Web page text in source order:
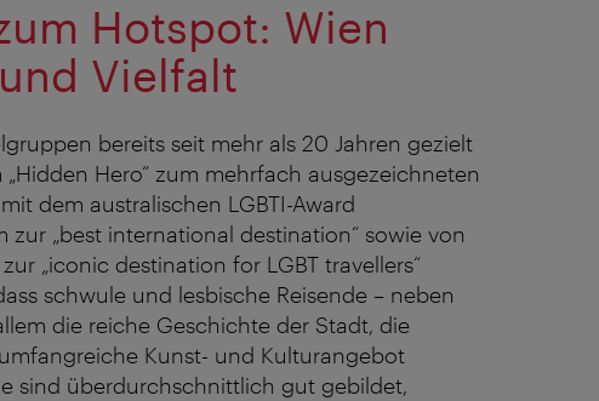
Hotspot: Wien
Vielfalt
bereits seit mehr als 20 Jahren gezielt
Hero“ zum mehrfach ausgezeichneten
dem australischen LGBTI-Award
zur „best international destination“ sowie von
„iconic destination for LGBT travellers“
schwule und lesbische Reisende – neben
die reiche Geschichte der Stadt, die
Kunst- und Kulturangebot
sind überdurchschnittlich gut gebildet,